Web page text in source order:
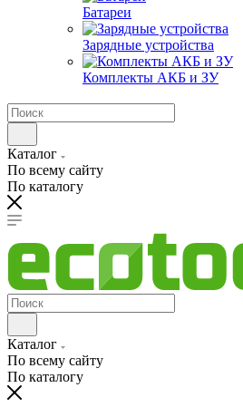
Батареи
Зарядные устройства
Комплекты АКБ и ЗУ
Каталог
По всему сайту
По каталогу
Каталог
По всему сайту
По каталогу